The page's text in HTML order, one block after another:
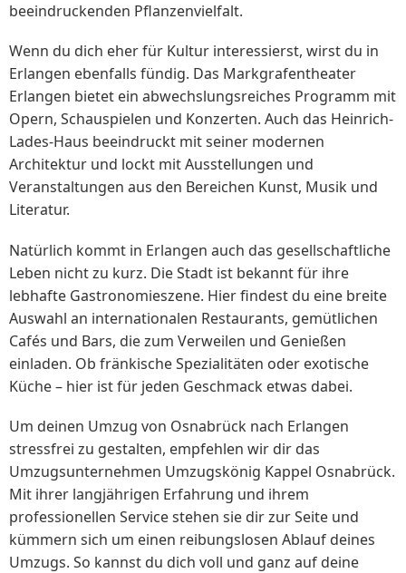
beeindruckenden Pflanzenvielfalt.
Wenn du dich eher für Kultur interessierst, wirst du in
Erlangen ebenfalls fündig. Das Markgrafentheater
Erlangen bietet ein abwechslungsreiches Programm mit
Opern, Schauspielen und Konzerten. Auch das Heinrich-
Lades-Haus beeindruckt mit seiner modernen
Architektur und lockt mit Ausstellungen und
Veranstaltungen aus den Bereichen Kunst, Musik und
Literatur.
Natürlich kommt in Erlangen auch das gesellschaftliche
Leben nicht zu kurz. Die Stadt ist bekannt für ihre
lebhafte Gastronomieszene. Hier findest du eine breite
Auswahl an internationalen Restaurants, gemütlichen
Cafés und Bars, die zum Verweilen und Genießen
einladen. Ob fränkische Spezialitäten oder exotische
Küche – hier ist für jeden Geschmack etwas dabei.
Um deinen Umzug von Osnabrück nach Erlangen
stressfrei zu gestalten, empfehlen wir dir das
Umzugsunternehmen Umzugskönig Kappel Osnabrück.
Mit ihrer langjährigen Erfahrung und ihrem
professionellen Service stehen sie dir zur Seite und
kümmern sich um einen reibungslosen Ablauf deines
Umzugs. So kannst du dich voll und ganz auf deine